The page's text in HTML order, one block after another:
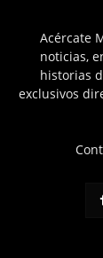
Acércate
noticias,
historias
exclusivos